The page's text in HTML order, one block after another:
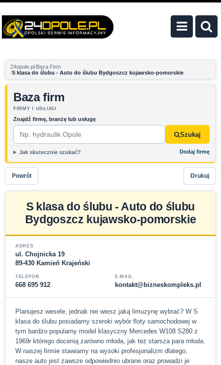
24opole.pl Baza Firm
S klasa do ślubu - Auto do ślubu Bydgoszcz kujawsko-pomorskie
Baza firm
FIRMY I USŁUGI
Znajdź firmę, branżę lub usługę
Szukaj
Jak skutecznie szukać? Dodaj firmę
Powrót Drukuj
S klasa do ślubu - Auto do ślubu
Bydgoszcz kujawsko-pomorskie
ADRES
ul. Chojnicka 19
89-430 Kamień Krajeński
TELEFON
668 695 912
E-MAIL
kontakt@bizneskompleks.pl
Planujesz wesele, jednak nie wiesz jaką limuzynę wybrać? W S
klasa do ślubu posiadamy szeroki wybór floty samochodowej w
tym bardzo popularny model klasyczny Mercedes W108 S280 z
1969r którego docenią zarówno młoda, jak też starsza para młoda.
W naszej firmie stawiamy na wysoki profesjonalizm dlatego,
nasze auto jest zawsze odpowiednio ubrane oraz prowadzi je